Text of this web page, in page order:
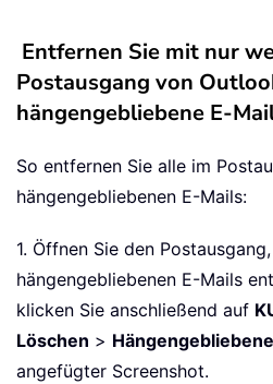
Entfernen Sie mit nur
Postausgang von
hängengebliebene E-
So entfernen Sie alle im
hängengebliebenen E-Mails:
1. Öffnen Sie den
hängengebliebenen E-Mails
klicken Sie anschließend auf
Löschen >
angefügter Screenshot.